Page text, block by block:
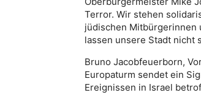
Terror. Wir stehen
jüdischen Mitbürgerinnen
lassen unsere Stadt nicht
Bruno Jacobfeuerborn,
Europaturm sendet ein
Ereignissen in Israel